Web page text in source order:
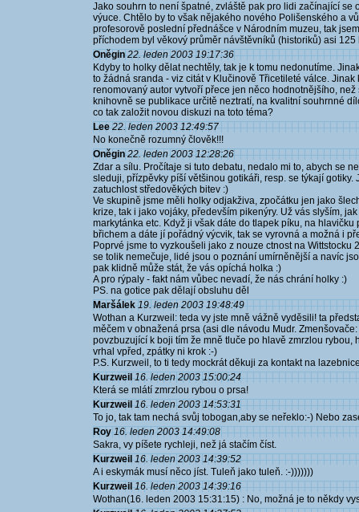
Jako souhrn to není špatné, zvláště pak pro lidi začínající
výuce. Chtělo by to však nějakého nového Polišenského a
profesorově poslední přednášce v Národním muzeu, tak
příchodem byl věkový průměr návštěvníků (historiků) asi 125
Oněgin 22. leden 2003 19:17:36
Kdyby to holky dělat nechtěly, tak je k tomu nedonutíme.
to žádná sranda - viz citát v Klučinově Třicetileté válce.
renomovaný autor vytvoří přece jen něco hodnotnějšího,
knihovně se publikace určitě neztratí, na kvalitní souhrnné
co tak založit novou diskuzi na toto téma?
Lee 22. leden 2003 12:49:57
No konečně rozumný člověk!!!
Oněgin 22. leden 2003 12:28:26
Zdar a sílu. Pročítaje si tuto debatu, nedalo mi to, abych se
sleduji, přízpěvky píší většinou gotikáři, resp. se týkají
zatuchlost středověkých bitev :)
Ve skupině jsme měli holky odjakživa, zpočátku jen jako
krize, tak i jako vojáky, především pikenýry. Už vás slyším,
markytánka etc. Když ji však dáte do tlapek píku, na
břichem a dáte jí pořádný výcvik, tak se vyrovná a možná i
Poprvé jsme to vyzkoušeli jako z nouze ctnost na
se tolik nemečuje, lidé jsou o poznání umírněnější a navíc
pak klidně může stát, že vás opíchá holka :)
A pro rýpaly - fakt nám vůbec nevadí, že nás chrání holky :)
PS. na gotice pak dělají obsluhu děl
Maršálek 19. leden 2003 19:48:49
Wothan a Kurzweil: teda vy jste mně vážně vyděsili! ta
měčem v obnažená prsa (asi dle návodu Mudr.
povzbuzující k boji tím že mně tluče po hlavě zmrzlou rybou,
vrhal vpřed, zpátky ni krok :-)
P.S. Kurzweil, to ti tedy mockrát děkuji za kontakt na
Kurzweil 16. leden 2003 15:00:24
Která se mlátí zmrzlou rybou o prsa!
Kurzweil 16. leden 2003 14:53:31
To jo, tak tam nechá svůj tobogan,aby se neřeklo:-) Nebo
Roy 16. leden 2003 14:49:08
Sakra, vy píšete rychleji, než já stačím číst.
Kurzweil 16. leden 2003 14:39:52
A i eskymák musí něco jíst. Tuleň jako tuleň. :-)))))))
Kurzweil 16. leden 2003 14:39:16
Wothan(16. leden 2003 15:31:15) : No, možná je to někdy